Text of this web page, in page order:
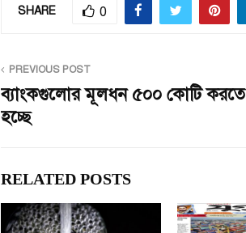
SHARE 0
PREVIOUS POST
ব্যাংকগুলোর মূলধন ৫০০ কোটি করতে
হচ্ছে
RELATED POSTS